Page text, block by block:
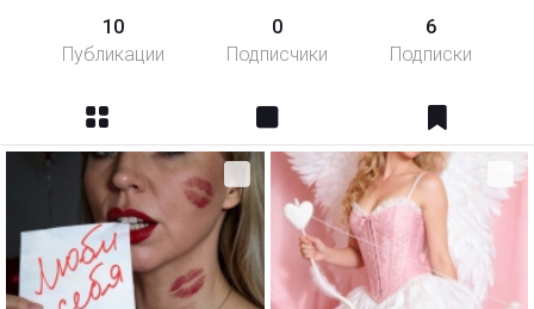
10
Публикации
0
Подписчики
6
Подписки